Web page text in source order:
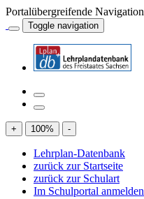
Portalübergreifende Navigation
Toggle navigation
+ 100% -
Lehrplan-Datenbank
zurück zur Startseite
zurück zur Schulart
Im Schulportal anmelden